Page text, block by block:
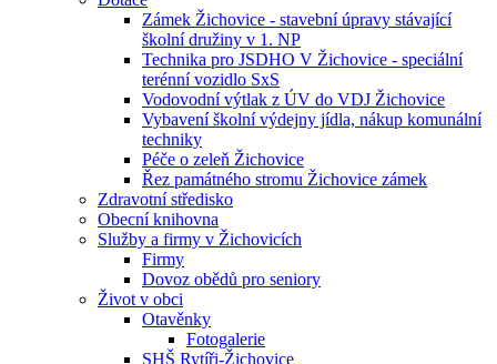
Zámek Žichovice - stavební úpravy stávající
školní družiny v 1. NP
Technika pro JSDHO V Žichovice - speciální
terénní vozidlo SxS
Vodovodní výtlak z ÚV do VDJ Žichovice
Vybavení školní výdejny jídla, nákup komunální
techniky
Péče o zeleň Žichovice
Řez památného stromu Žichovice zámek
Zdravotní středisko
Obecní knihovna
Služby a firmy v Žichovicích
Firmy
Dovoz obědů pro seniory
Život v obci
Otavěnky
Fotogalerie
SHŠ Rytíři-Žichovice